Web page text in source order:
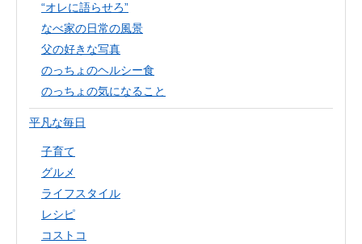
“オレに語らせろ”
なべ家の日常の風景
父の好きな写真
のっちょのヘルシー食
のっちょの気になること
平凡な毎日
子育て
グルメ
ライフスタイル
レシピ
コストコ